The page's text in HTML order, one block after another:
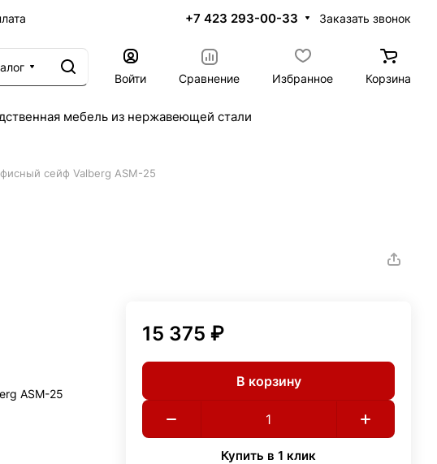
+7 423 293-00-33 Заказать звонок
Войти
Сравнение Избранное Корзина
мебель из нержавеющей стали
сейф Valberg ASM-25
ASM-25
15 375 ₽
В корзину
Купить в 1 клик